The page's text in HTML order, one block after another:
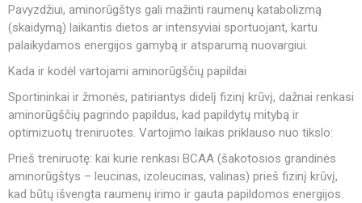
Pavyzdžiui, aminorūgštys gali mažinti raumenų katabolizmą
(skaidymą) laikantis dietos ar intensyviai sportuojant, kartu
palaikydamos energijos gamybą ir atsparumą nuovargiui.
Kada ir kodėl vartojami aminorūgščių papildai
Sportininkai ir žmonės, patiriantys didelį fizinį krūvį, dažnai renkasi
aminorūgščių pagrindo papildus, kad papildytų mitybą ir
optimizuotų treniruotes. Vartojimo laikas priklauso nuo tikslo:
Prieš treniruotę: kai kurie renkasi BCAA (šakotosios grandinės
aminorūgštys – leucinas, izoleucinas, valinas) prieš fizinį krūvį,
kad būtų išvengta raumenų irimo ir gauta papildomos energijos.